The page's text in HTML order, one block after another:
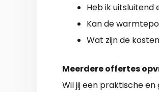
Heb ik
Kan de
Wat zijn de
Meerdere offertes
Wil jij een praktische en